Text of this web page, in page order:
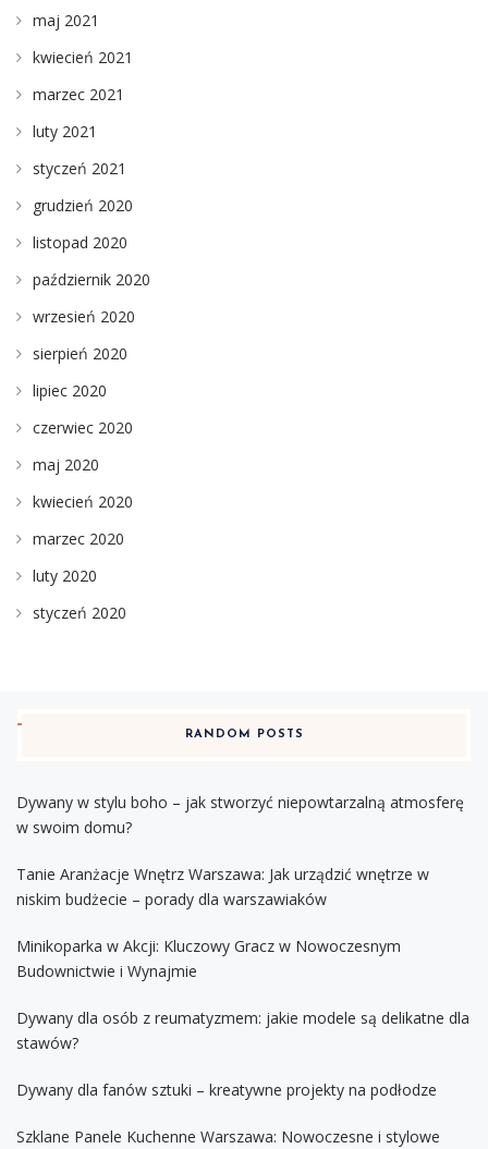
maj 2021
kwiecień 2021
marzec 2021
luty 2021
styczeń 2021
grudzień 2020
listopad 2020
październik 2020
wrzesień 2020
sierpień 2020
lipiec 2020
czerwiec 2020
maj 2020
kwiecień 2020
marzec 2020
luty 2020
styczeń 2020
RANDOM POSTS
Dywany w stylu boho – jak stworzyć niepowtarzalną atmosferę
w swoim domu?
Tanie Aranżacje Wnętrz Warszawa: Jak urządzić wnętrze w
niskim budżecie – porady dla warszawiaków
Minikoparka w Akcji: Kluczowy Gracz w Nowoczesnym
Budownictwie i Wynajmie
Dywany dla osób z reumatyzmem: jakie modele są delikatne dla
stawów?
Dywany dla fanów sztuki – kreatywne projekty na podłodze
Szklane Panele Kuchenne Warszawa: Nowoczesne i stylowe